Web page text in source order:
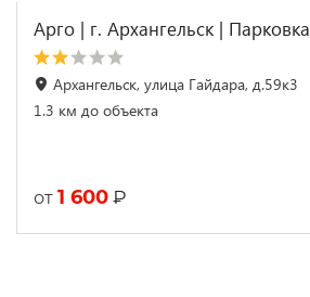
Арго | г. Архангельск | Парковка
Архангельск, улица Гайдара, д.59к3
1.3 км до объекта
от 1 600 ₽